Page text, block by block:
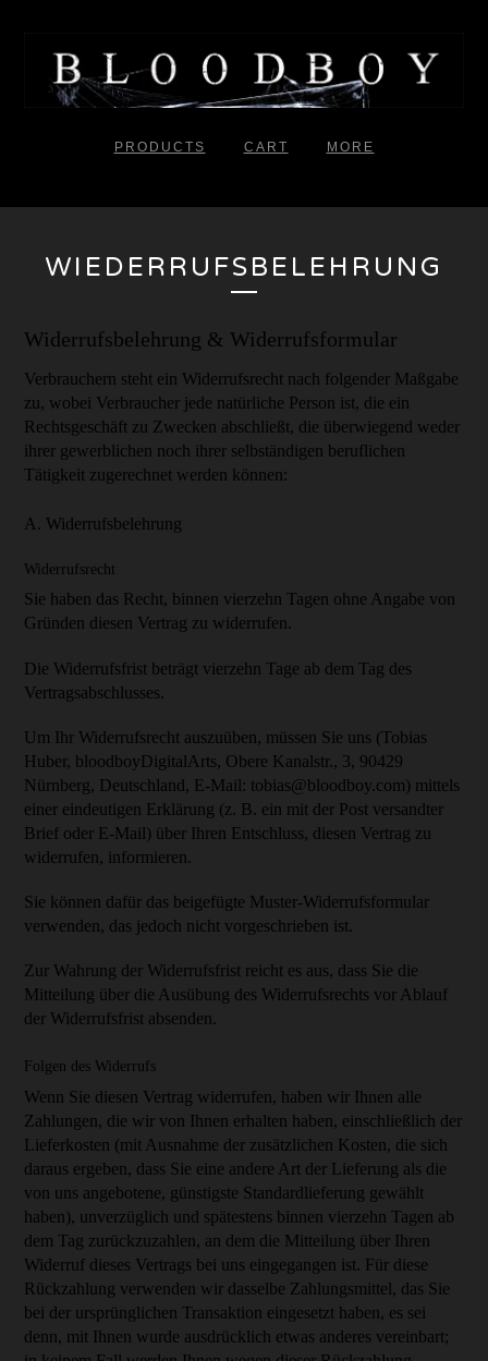
PRODUCTS CART MORE
WIEDERRUFSBELEHRUNG
Widerrufsbelehrung & Widerrufsformular
Verbrauchern steht ein Widerrufsrecht nach folgender Maßgabe
zu, wobei Verbraucher jede natürliche Person ist, die ein
Rechtsgeschäft zu Zwecken abschließt, die überwiegend weder
ihrer gewerblichen noch ihrer selbständigen beruflichen
Tätigkeit zugerechnet werden können:
A. Widerrufsbelehrung
Widerrufsrecht
Sie haben das Recht, binnen vierzehn Tagen ohne Angabe von
Gründen diesen Vertrag zu widerrufen.
Die Widerrufsfrist beträgt vierzehn Tage ab dem Tag des
Vertragsabschlusses.
Um Ihr Widerrufsrecht auszuüben, müssen Sie uns (Tobias
Huber, bloodboyDigitalArts, Obere Kanalstr., 3, 90429
Nürnberg, Deutschland, E-Mail: tobias@bloodboy.com) mittels
einer eindeutigen Erklärung (z. B. ein mit der Post versandter
Brief oder E-Mail) über Ihren Entschluss, diesen Vertrag zu
widerrufen, informieren.
Sie können dafür das beigefügte Muster-Widerrufsformular
verwenden, das jedoch nicht vorgeschrieben ist.
Zur Wahrung der Widerrufsfrist reicht es aus, dass Sie die
Mitteilung über die Ausübung des Widerrufsrechts vor Ablauf
der Widerrufsfrist absenden.
Folgen des Widerrufs
Wenn Sie diesen Vertrag widerrufen, haben wir Ihnen alle
Zahlungen, die wir von Ihnen erhalten haben, einschließlich der
Lieferkosten (mit Ausnahme der zusätzlichen Kosten, die sich
daraus ergeben, dass Sie eine andere Art der Lieferung als die
von uns angebotene, günstigste Standardlieferung gewählt
haben), unverzüglich und spätestens binnen vierzehn Tagen ab
dem Tag zurückzuzahlen, an dem die Mitteilung über Ihren
Widerruf dieses Vertrags bei uns eingegangen ist. Für diese
Rückzahlung verwenden wir dasselbe Zahlungsmittel, das Sie
bei der ursprünglichen Transaktion eingesetzt haben, es sei
denn, mit Ihnen wurde ausdrücklich etwas anderes vereinbart;